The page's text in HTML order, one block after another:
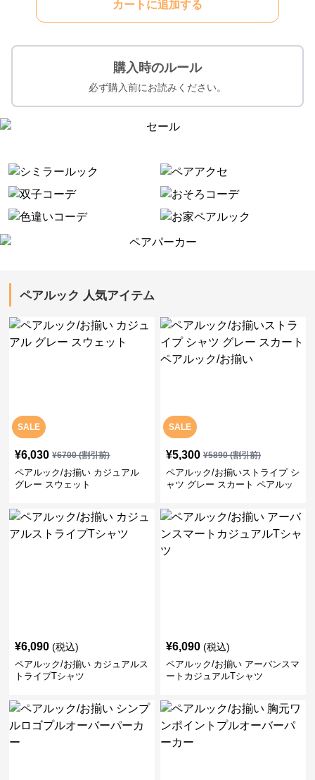
カートに追加する
購入時のルール
必ず購入前にお読みください。
ペアルック 人気アイテム
SALE
¥6,030 ¥6700(割引前)
ペアルック/お揃い カジュアル
グレー スウェット
SALE
¥5,300 ¥5890(割引前)
ペアルック/お揃いストライプ シ
ャツ グレー スカート ペアルッ
¥6,090 (税込)
ペアルック/お揃い カジュアルス
トライプTシャツ
¥6,090 (税込)
ペアルック/お揃い アーバンスマ
ートカジュアルTシャツ